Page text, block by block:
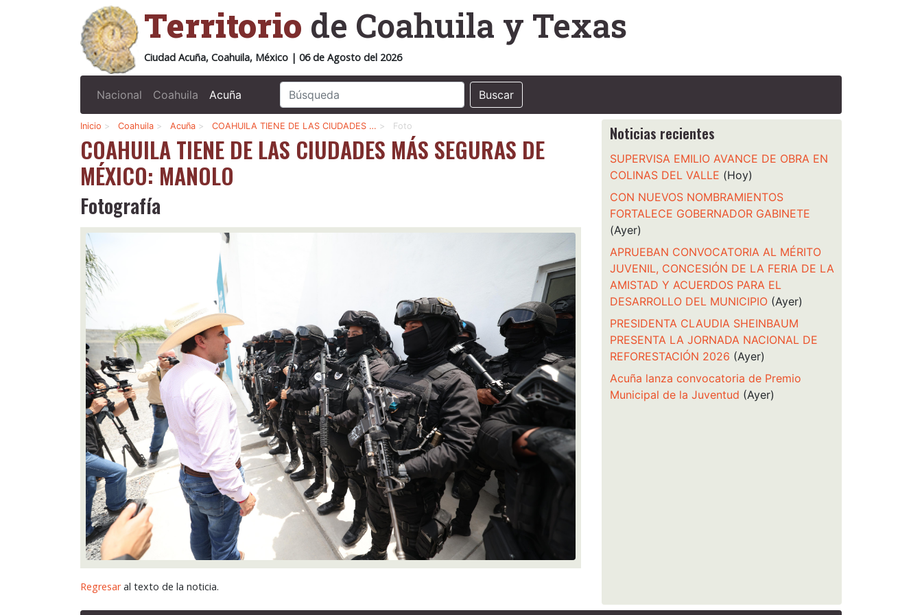
Territorio de Coahuila y Texas
Ciudad Acuña, Coahuila, México | 06 de Agosto del 2026
Nacional Coahuila Acuña Buscar
Inicio > Coahuila > Acuña > COAHUILA TIENE DE LAS CIUDADES … > Foto
COAHUILA TIENE DE LAS CIUDADES MÁS SEGURAS DE
MÉXICO: MANOLO
Fotografía
Regresaral texto de la noticia.
Noticias recientes
SUPERVISA EMILIO AVANCE DE OBRA EN
COLINAS DEL VALLE (Hoy)
CON NUEVOS NOMBRAMIENTOS
FORTALECE GOBERNADOR GABINETE
(Ayer)
APRUEBAN CONVOCATORIA AL MÉRITO
JUVENIL, CONCESIÓN DE LA FERIA DE LA
AMISTAD Y ACUERDOS PARA EL
DESARROLLO DEL MUNICIPIO (Ayer)
PRESIDENTA CLAUDIA SHEINBAUM
PRESENTA LA JORNADA NACIONAL DE
REFORESTACIÓN 2026 (Ayer)
Acuña lanza convocatoria de Premio
Municipal de la Juventud (Ayer)